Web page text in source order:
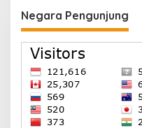
Negara Pengunjung